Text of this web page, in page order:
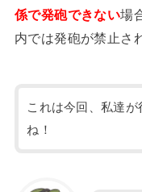
係で発砲できない場
内では発砲が禁止さ
これは今回、私達
ね！